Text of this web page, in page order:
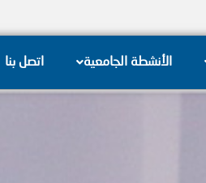
الأنشطة الجامعية اتصل بنا